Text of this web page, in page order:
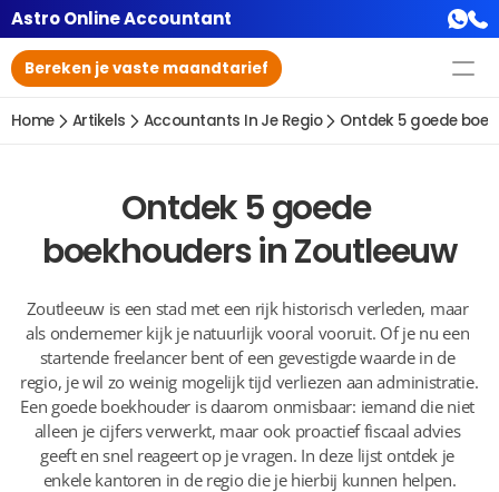
Astro Online Accountant
Bereken je vaste maandtarief
Home Artikels Accountants In Je Regio Ontdek 5 goede
Ontdek 5 goede
boekhouders in Zoutleeuw
Zoutleeuw is een stad met een rijk historisch verleden, maar
als ondernemer kijk je natuurlijk vooral vooruit. Of je nu een
startende freelancer bent of een gevestigde waarde in de
regio, je wil zo weinig mogelijk tijd verliezen aan administratie.
Een goede boekhouder is daarom onmisbaar: iemand die niet
alleen je cijfers verwerkt, maar ook proactief fiscaal advies
geeft en snel reageert op je vragen. In deze lijst ontdek je
enkele kantoren in de regio die je hierbij kunnen helpen.